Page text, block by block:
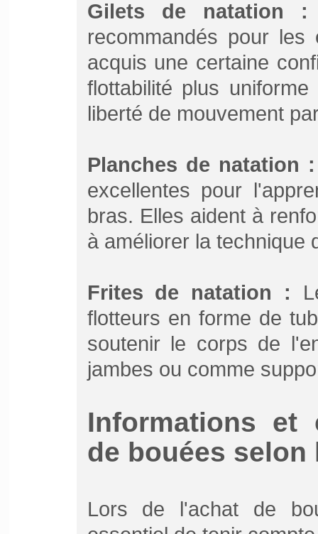
Gilets de natation :
recommandés pour
acquis une certaine
flottabilité plus
liberté de mouvement
Planches de natation :
excellentes pour
bras. Elles aident à
à améliorer la technique
Frites de natation :
flotteurs en forme de
soutenir le corps de
jambes ou comme
Informations et
de bouées selon
Lors de l'achat de